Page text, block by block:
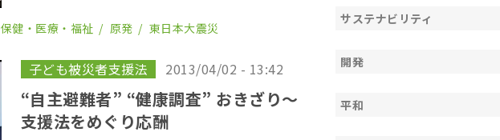
月24日仙台高等裁判所は、申立てを却下する決
保健・医療・福祉 原発 東日本大震災
子ども被災者支援法 2013/04/02 - 13:42
“自主避難者” “健康調査” おきざり〜
支援法をめぐり応酬
サステナビリティ
開発
平和